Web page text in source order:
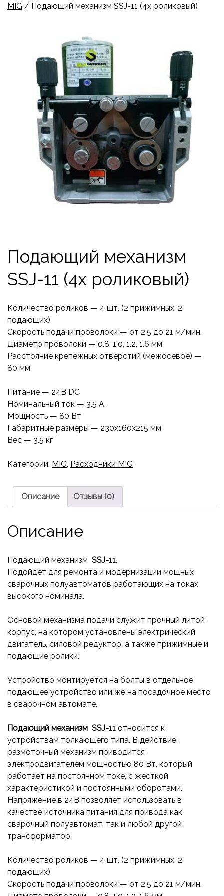
MIG / Подающий механизм SSJ-11 (4х роликовый)
Подающий механизм
SSJ-11 (4х роликовый)
Количество роликов — 4 шт. (2 прижимных, 2
подающих)
Скорость подачи проволоки — от 2.5 до 21 м/мин.
Диаметр проволоки — 0.8, 1.0, 1.2, 1.6 мм
Расстояние крепежных отверстий (межосевое) —
80 мм
Питание — 24В DC
Номинальный ток — 3.5 А
Мощность — 80 Вт
Габаритные размеры — 230x160x215 мм
Вес — 3.5 кг
Категории: MIG, Расходники MIG
Описание Отзывы (0)
Описание
Подающий механизм SSJ-11.
Подойдет для ремонта и модернизации мощных
сварочных полуавтоматов работающих на токах
высокого номинала.
Основой механизма подачи служит прочный литой
корпус, на котором установлены электрический
двигатель, силовой редуктор, а также прижимные и
подающие ролики.
Устройство монтируется на болты в отдельное
подающее устройство или же на посадочное место
в сварочном автомате.
Подающий механизм SSJ-11 относится к
устройствам толкающего типа. В действие
размоточный механизм приводится
электродвигателем мощностью 80 Вт, который
работает на постоянном токе, с жесткой
характеристикой и постоянными оборотами.
Напряжение в 24В позволяет использовать в
качестве источника питания для привода как
сварочный полуавтомат, так и любой другой
трансформатор.
Количество роликов — 4 шт. (2 прижимных, 2
подающих)
Скорость подачи проволоки — от 2.5 до 21 м/мин.